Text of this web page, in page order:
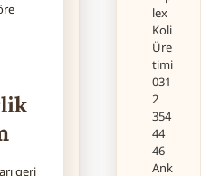
geri
lex
Koli
Üre
timi
031
2
354
44
46
Ank